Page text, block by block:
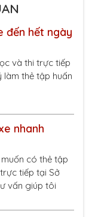
đến hết ngày
và thi trực tiếp
làm thẻ tập huấn
nhanh
có thẻ tập
tiếp tại Sở
vấn giúp tôi